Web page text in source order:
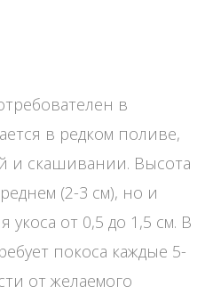
в
в редком поливе,
и скашивании. Высота
(2-3 см), но и
от 0,5 до 1,5 см. В
покоса каждые 5-
от желаемого